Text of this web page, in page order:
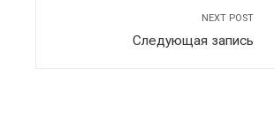
NEXT POST
Следующая запись